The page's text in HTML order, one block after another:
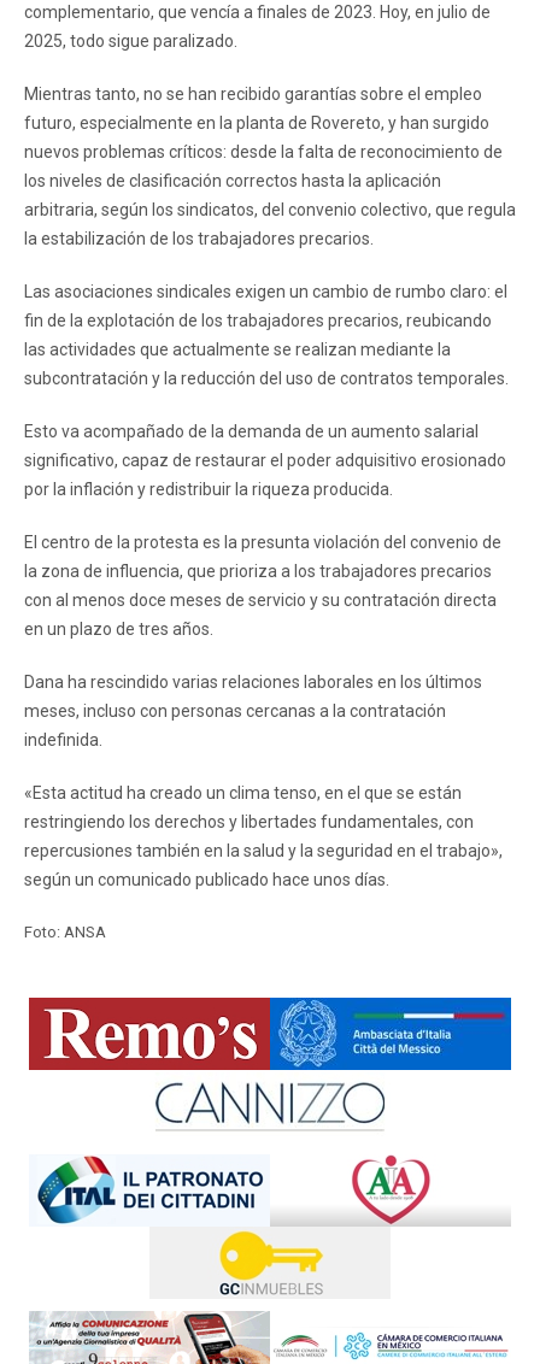
complementario, que vencía a finales de 2023. Hoy, en julio de
2025, todo sigue paralizado.
Mientras tanto, no se han recibido garantías sobre el empleo
futuro, especialmente en la planta de Rovereto, y han surgido
nuevos problemas críticos: desde la falta de reconocimiento de
los niveles de clasificación correctos hasta la aplicación
arbitraria, según los sindicatos, del convenio colectivo, que regula
la estabilización de los trabajadores precarios.
Las asociaciones sindicales exigen un cambio de rumbo claro: el
fin de la explotación de los trabajadores precarios, reubicando
las actividades que actualmente se realizan mediante la
subcontratación y la reducción del uso de contratos temporales.
Esto va acompañado de la demanda de un aumento salarial
significativo, capaz de restaurar el poder adquisitivo erosionado
por la inflación y redistribuir la riqueza producida.
El centro de la protesta es la presunta violación del convenio de
la zona de influencia, que prioriza a los trabajadores precarios
con al menos doce meses de servicio y su contratación directa
en un plazo de tres años.
Dana ha rescindido varias relaciones laborales en los últimos
meses, incluso con personas cercanas a la contratación
indefinida.
«Esta actitud ha creado un clima tenso, en el que se están
restringiendo los derechos y libertades fundamentales, con
repercusiones también en la salud y la seguridad en el trabajo»,
según un comunicado publicado hace unos días.
Foto: ANSA